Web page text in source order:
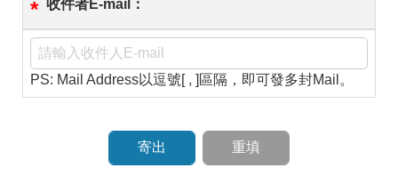
* 收件者E-mail：
PS: Mail Address以逗號[ , ]區隔，即可發多封Mail。